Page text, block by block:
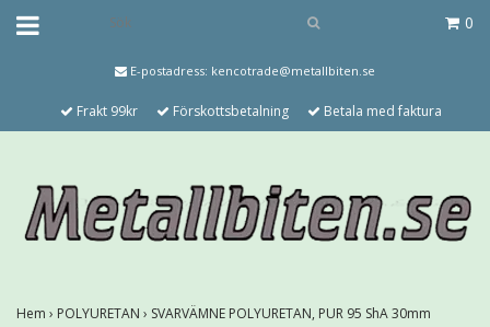
0
E-postadress: kencotrade@metallbiten.se
Frakt 99kr Förskottsbetalning Betala med faktura
Hem › POLYURETAN › SVARVÄMNE POLYURETAN, PUR 95 ShA 30mm